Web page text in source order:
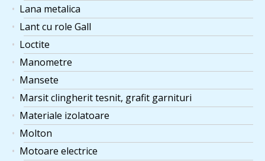
Lana metalica
Lant cu role Gall
Loctite
Manometre
Mansete
Marsit clingherit tesnit, grafit garnituri
Materiale izolatoare
Molton
Motoare electrice